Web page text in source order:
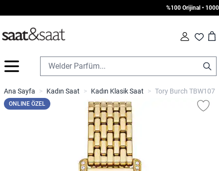
%100 Orijinal • 1000
Fav Cart
İçeriğe geç
Ana Sayfa > Kadın Saat > Kadın Klasik Saat > Tory Burch
ONLINE ÖZEL